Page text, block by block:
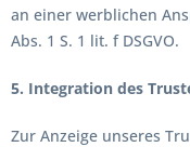
an einer werblichen
Abs. 1 S. 1 lit. f DSGVO.
5. Integration des
Zur Anzeige unseres